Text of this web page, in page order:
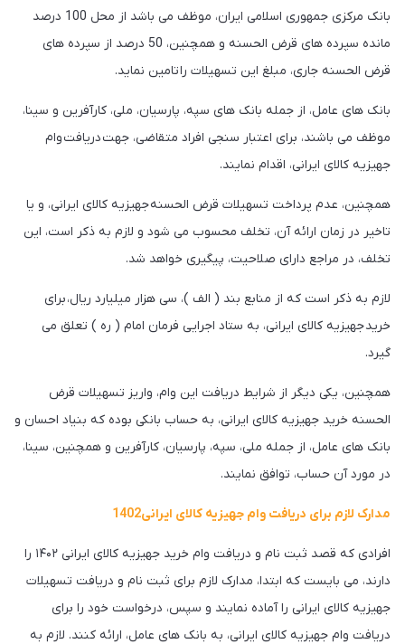
بانک مرکزی جمهوری اسلامی ایران، موظف می باشد از محل 100 درصد
مانده سپرده های قرض ‌الحسنه و همچنین، 50 درصد از سپرده های
قرض ‌الحسنه جاری، مبلغ این تسهیلات را تامین نماید.
بانک های عامل، از جمله بانک های سپه، پارسیان، ملی، کارآفرین و سینا،
موظف می باشند، برای اعتبار سنجی افراد متقاضی، جهت دریافت وام
جهیزیه کالای ایرانی، اقدام نمایند.
همچنین، عدم پرداخت تسهیلات قرض الحسنه جهیزیه کالای ایرانی، و یا
تاخیر در زمان ارائه آن، تخلف محسوب می شود و لازم به ذکر است، این
تخلف، در مراجع دارای صلاحیت، پیگیری خواهد شد.
لازم به ذکر است که از منابع بند ( الف )، سی هزار میلیارد ریال، برای
خرید جهیزیه کالای ایرانی، به ستاد اجرایی فرمان امام ( ره ) تعلق می
گیرد.
همچنین، یکی دیگر از شرایط دریافت این وام، واریز تسهیلات قرض
الحسنه خرید جهیزیه کالای ایرانی، به حساب بانکی بوده که بنیاد احسان و
بانک های عامل، از جمله ملی، سپه، پارسیان، کارآفرین و همچنین، سینا،
در مورد آن حساب، توافق نمایند.
مدارک لازم برای دریافت وام جهیزیه کالای ایرانی1402
افرادی که قصد ثبت نام و دریافت وام خرید جهیزیه کالای ایرانی ۱۴۰۲ را
دارند، می بایست که ابتدا، مدارک لازم برای ثبت نام و دریافت تسهیلات
جهیزیه کالای ایرانی را آماده نمایند و سپس، درخواست خود را برای
دریافت وام جهیزیه کالای ایرانی، به بانک های عامل، ارائه کنند. لازم به